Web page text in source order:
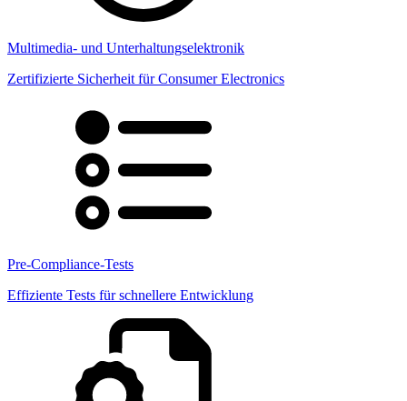
Multimedia- und Unterhaltungselektronik
Zertifizierte Sicherheit für Consumer Electronics
Pre-Compliance-Tests
Effiziente Tests für schnellere Entwicklung